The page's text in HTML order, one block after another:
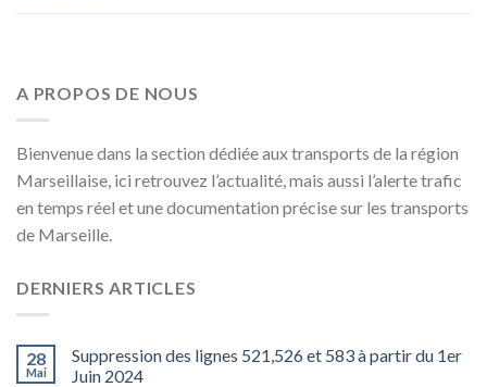
A PROPOS DE NOUS
Bienvenue dans la section dédiée aux transports de la région
Marseillaise, ici retrouvez l’actualité, mais aussi l’alerte trafic
en temps réel et une documentation précise sur les transports
de Marseille.
DERNIERS ARTICLES
28
Mai
Suppression des lignes 521,526 et 583 à partir du 1er
Juin 2024